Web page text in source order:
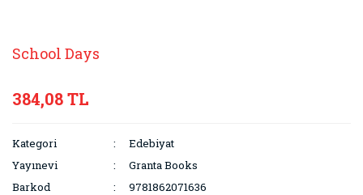
School Days
384,08 TL
Kategori
Edebiyat
Yayınevi
Granta Books
Barkod
9781862071636